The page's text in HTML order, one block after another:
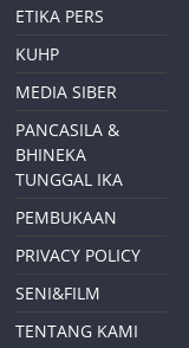
ETIKA PERS
KUHP
MEDIA SIBER
PANCASILA &
BHINEKA
TUNGGAL IKA
PEMBUKAAN
PRIVACY POLICY
SENI&FILM
TENTANG KAMI